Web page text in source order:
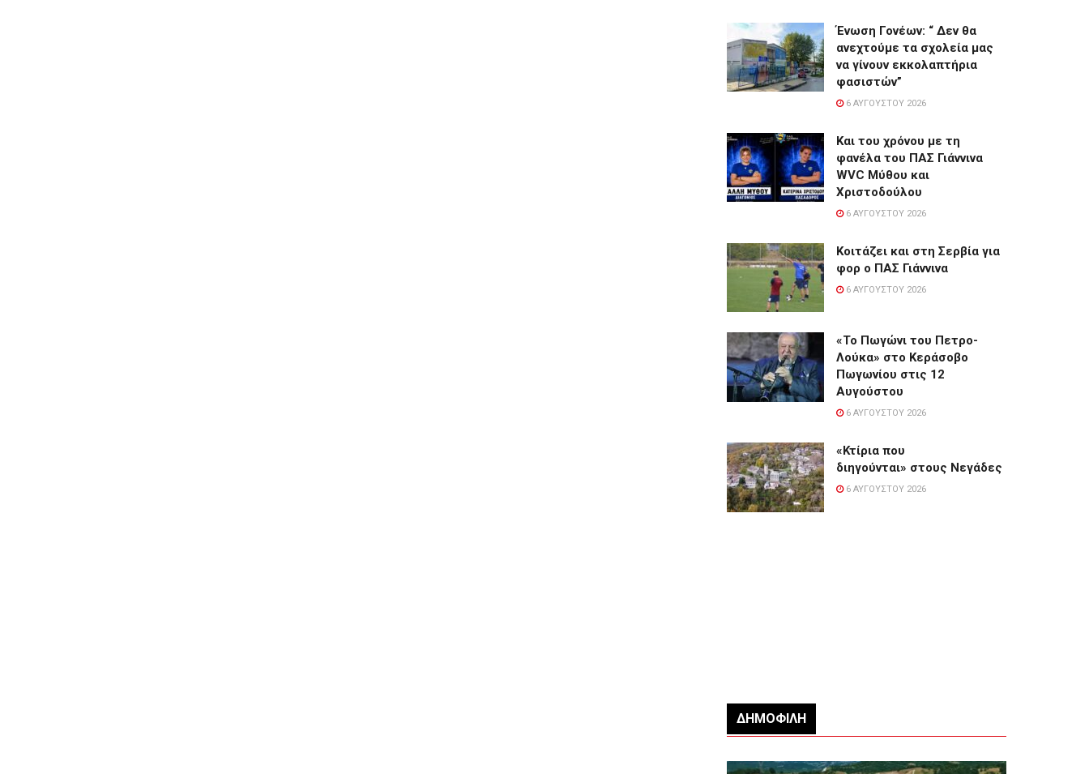
Ένωση Γονέων: “ Δεν θα
ανεχτούμε τα σχολεία μας
να γίνουν εκκολαπτήρια
φασιστών”
6 ΑΥΓΟΎΣΤΟΥ 2026
Και του χρόνου με τη
φανέλα του ΠΑΣ Γιάννινα
WVC Μύθου και
Χριστοδούλου
6 ΑΥΓΟΎΣΤΟΥ 2026
Κοιτάζει και στη Σερβία για
φορ ο ΠΑΣ Γιάννινα
6 ΑΥΓΟΎΣΤΟΥ 2026
«Το Πωγώνι του Πετρο-
Λούκα» στο Κεράσοβο
Πωγωνίου στις 12
Αυγούστου
6 ΑΥΓΟΎΣΤΟΥ 2026
«Κτίρια που
διηγούνται» στους Νεγάδες
6 ΑΥΓΟΎΣΤΟΥ 2026
ΔΗΜΟΦΙΛΉ